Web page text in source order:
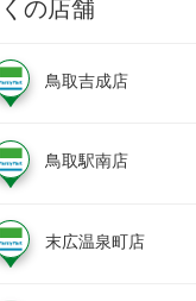
の店舗
鳥取吉成店
鳥取駅南店
末広温泉町店